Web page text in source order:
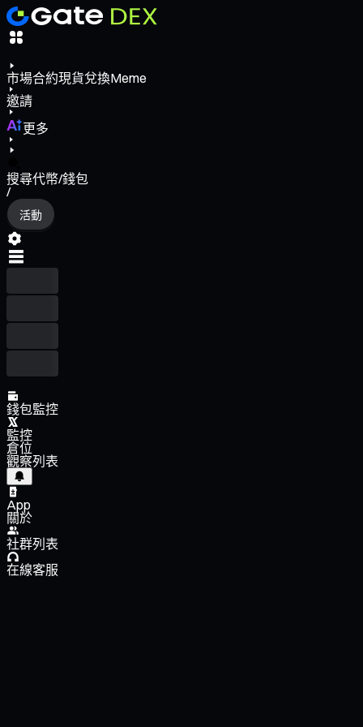
市場合約現貨兌換Meme
邀請
更多
搜尋代幣/錢包
/
活動
錢包監控
監控
倉位
觀察列表
App
關於
社群列表
在線客服